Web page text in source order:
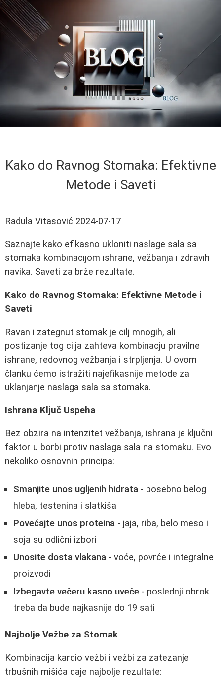
Kako do Ravnog Stomaka: Efektivne
Metode i Saveti
Radula Vitasović 2024-07-17
Saznajte kako efikasno ukloniti naslage sala sa
stomaka kombinacijom ishrane, vežbanja i zdravih
navika. Saveti za brže rezultate.
Kako do Ravnog Stomaka: Efektivne Metode i
Saveti
Ravan i zategnut stomak je cilj mnogih, ali
postizanje tog cilja zahteva kombinacju pravilne
ishrane, redovnog vežbanja i strpljenja. U ovom
članku ćemo istražiti najefikasnije metode za
uklanjanje naslaga sala sa stomaka.
Ishrana Ključ Uspeha
Bez obzira na intenzitet vežbanja, ishrana je ključni
faktor u borbi protiv naslaga sala na stomaku. Evo
nekoliko osnovnih principa:
Smanjite unos ugljenih hidrata - posebno belog
hleba, testenina i slatkiša
Povećajte unos proteina - jaja, riba, belo meso i
soja su odlični izbori
Unosite dosta vlakana - voće, povrće i integralne
proizvodi
Izbegavte večeru kasno uveče - poslednji obrok
treba da bude najkasnije do 19 sati
Najbolje Vežbe za Stomak
Kombinacija kardio vežbi i vežbi za zatezanje
trbušnih mišića daje najbolje rezultate: